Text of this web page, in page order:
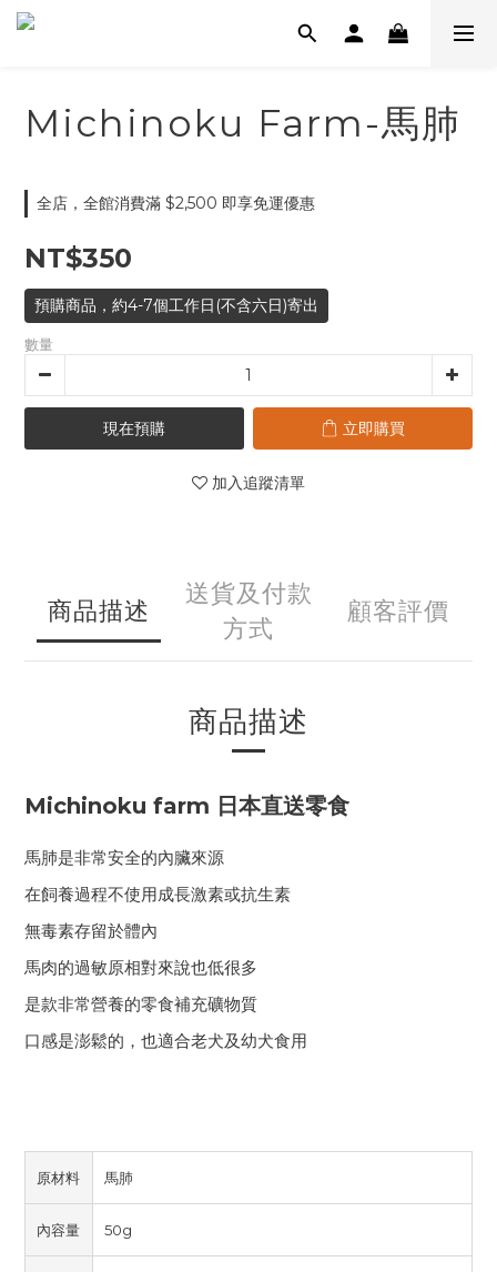
Michinoku Farm-馬肺
全店，全館消費滿 $2,500 即享免運優惠
NT$350
預購商品，約4-7個工作日(不含六日)寄出
數量
現在預購 立即購買
加入追蹤清單
商品描述
送貨及付款
方式
顧客評價
商品描述
Michinoku farm 日本直送零食
馬肺是非常安全的內臟來源
在飼養過程不使用成長激素或抗生素
無毒素存留於體內
馬肉的過敏原相對來說也低很多
是款非常營養的零食補充礦物質
口感是澎鬆的，也適合老犬及幼犬食用
原材料 馬肺
內容量 50g